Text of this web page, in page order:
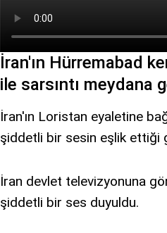
İran'ın Hürremabad
ile sarsıntı meydana
İran'ın Loristan eyaletine
şiddetli bir sesin eşlik ettiği
İran devlet televizyonuna
şiddetli bir ses duyuldu.